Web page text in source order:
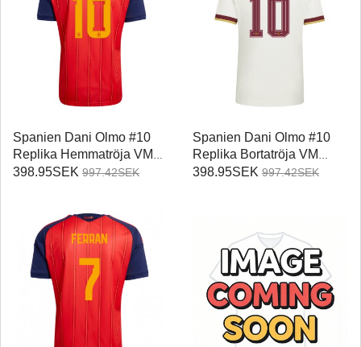
Spanien Dani Olmo #10
Replika Hemmatröja VM
2026 Kortärmad
398.95SEK 997.42SEK
Spanien Dani Olmo #10
Replika Bortatröja VM
2026 Kortärmad
398.95SEK 997.42SEK